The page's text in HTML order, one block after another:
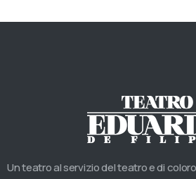
Un teatro al servizio del teatro e di